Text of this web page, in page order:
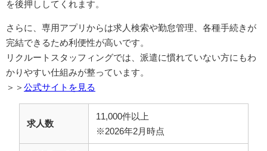
を後押ししてくれます。
さらに、専用アプリからは求人検索や勤怠管理、各種手続きが
完結できるため利便性が高いです。
リクルートスタッフィングでは、派遣に慣れていない方にもわ
かりやすい仕組みが整っています。
＞＞ 公式サイトを見る
求人数
11,000件以上
※2026年2月時点